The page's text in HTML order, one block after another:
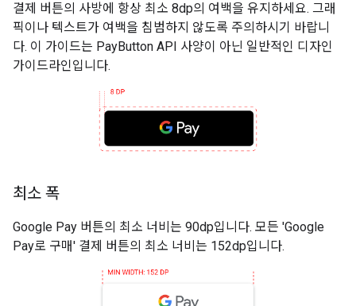
결제 버튼의 사방에 항상 최소 8dp의 여백을 유지하세요. 그래
픽이나 텍스트가 여백을 침범하지 않도록 주의하시기 바랍니
다. 이 가이드는 PayButton API 사양이 아닌 일반적인 디자인
가이드라인입니다.
최소 폭
Google Pay 버튼의 최소 너비는 90dp입니다. 모든 'Google
Pay로 구매' 결제 버튼의 최소 너비는 152dp입니다.